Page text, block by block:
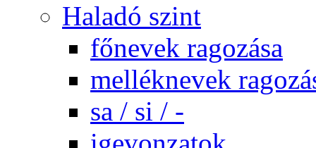
Haladó szint
főnevek ragozása
melléknevek
sa / si / -